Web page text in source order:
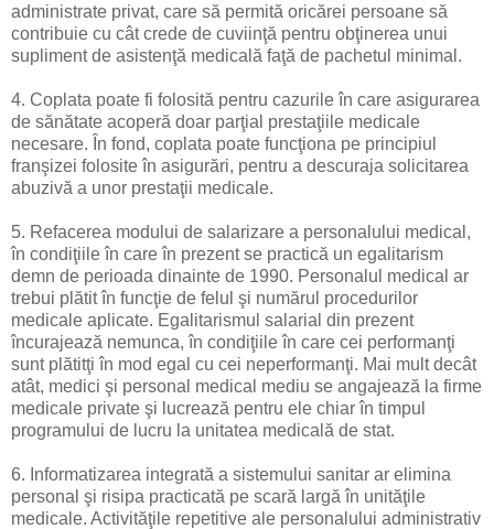
administrate privat, care să permită oricărei persoane să
contribuie cu cât crede de cuviinţă pentru obţinerea unui
supliment de asistenţă medicală faţă de pachetul minimal.
4. Coplata poate fi folosită pentru cazurile în care asigurarea
de sănătate acoperă doar parţial prestaţiile medicale
necesare. În fond, coplata poate funcţiona pe principiul
franşizei folosite în asigurări, pentru a descuraja solicitarea
abuzivă a unor prestaţii medicale.
5. Refacerea modului de salarizare a personalului medical,
în condiţiile în care în prezent se practică un egalitarism
demn de perioada dinainte de 1990. Personalul medical ar
trebui plătit în funcţie de felul şi numărul procedurilor
medicale aplicate. Egalitarismul salarial din prezent
încurajează nemunca, în condiţiile în care cei performanţi
sunt plătitţi în mod egal cu cei neperformanţi. Mai mult decât
atât, medici şi personal medical mediu se angajează la firme
medicale private şi lucrează pentru ele chiar în timpul
programului de lucru la unitatea medicală de stat.
6. Informatizarea integrată a sistemului sanitar ar elimina
personal şi risipa practicată pe scară largă în unităţile
medicale. Activităţile repetitive ale personalului administrativ